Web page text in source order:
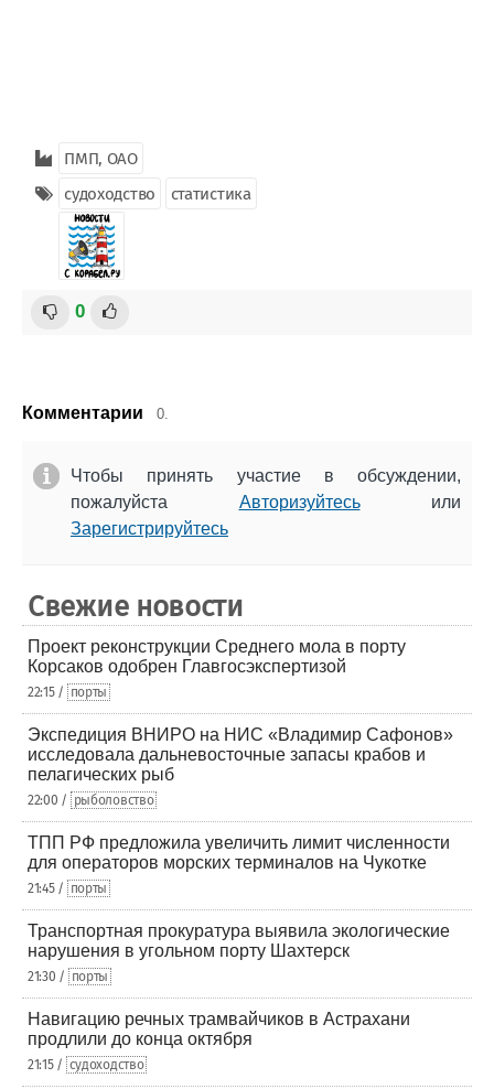
ПМП, ОАО
судоходство
статистика
0
Комментарии 0.
Чтобы принять участие в обсуждении,
пожалуйста Авторизуйтесьили
Зарегистрируйтесь
Свежие новости
Проект реконструкции Среднего мола в порту
Корсаков одобрен Главгосэкспертизой
22:15 / порты
Экспедиция ВНИРО на НИС «Владимир Сафонов»
исследовала дальневосточные запасы крабов и
пелагических рыб
22:00 / рыболовство
ТПП РФ предложила увеличить лимит численности
для операторов морских терминалов на Чукотке
21:45 / порты
Транспортная прокуратура выявила экологические
нарушения в угольном порту Шахтерск
21:30 / порты
Навигацию речных трамвайчиков в Астрахани
продлили до конца октября
21:15 / судоходство